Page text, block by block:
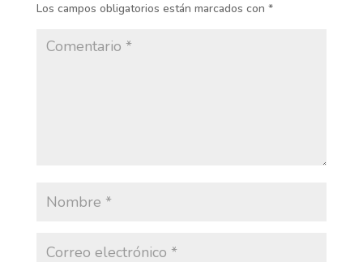
Los campos obligatorios están marcados con *